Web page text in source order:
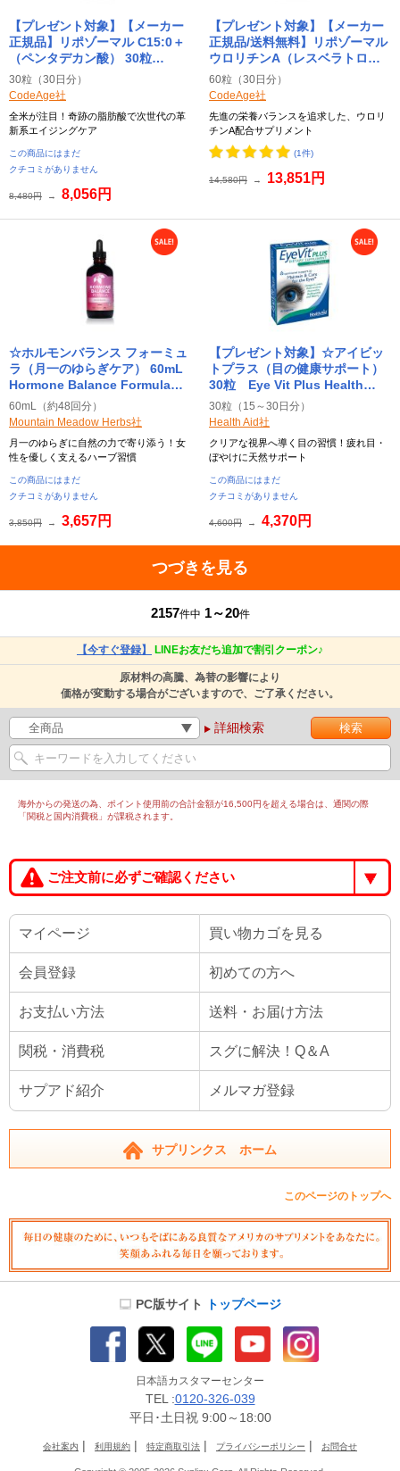
【プレゼント対象】【メーカー
正規品】リポゾーマル C15:0＋
（ペンタデカン酸） 30粒
Liposomal C15:0+
CodeAge（コードエイジ）
30粒（30日分）
CodeAge社
全米が注目！奇跡の脂肪酸で次世代の革
新系エイジングケア
この商品にはまだ
クチコミがありません
8,480円 → 8,056円
【プレゼント対象】【メーカー
正規品/送料無料】リポゾーマル
ウロリチンA（レスベラトロー
ル、CoQ10配合） Liposomal
Urolithin A CodeAge（コード
60粒（30日分）
CodeAge社
先進の栄養バランスを追求した、ウロリ
チンA配合サプリメント
(1件)
14,580円 → 13,851円
☆ホルモンバランス フォーミュ
ラ（月一のゆらぎケア） 60mL
Hormone Balance Formula
Mountain Meadow Herbs（マ
ウンテンメドウハーブ）
60mL（約48回分）
Mountain Meadow Herbs社
月一のゆらぎに自然の力で寄り添う！女
性を優しく支えるハーブ習慣
この商品にはまだ
クチコミがありません
3,850円 → 3,657円
【プレゼント対象】☆アイビッ
トプラス（目の健康サポート）
30粒 Eye Vit Plus Health
Aid(ヘルスエイド）
30粒（15～30日分）
Health Aid社
クリアな視界へ導く目の習慣！疲れ目・
ぼやけに天然サポート
この商品にはまだ
クチコミがありません
4,600円 → 4,370円
つづきを見る
2157件中 1～20件
【今すぐ登録】 LINEお友だち追加で割引クーポン♪
原材料の高騰、為替の影響により
価格が変動する場合がございますので、ご了承ください。
詳細検索
海外からの発送の為、ポイント使用前の合計金額が16,500円を超える場合は、通関の際
「関税と国内消費税」が課税されます。
ご注文前に必ずご確認ください
マイページ 買い物カゴを見る
会員登録 初めての方へ
お支払い方法 送料・お届け方法
関税・消費税 スグに解決！Q＆A
サプアド紹介 メルマガ登録
サプリンクス ホーム
このページのトップへ
PC版サイト トップページ
日本語カスタマーセンター
TEL :0120-326-039
平日･土日祝 9:00～18:00
会社案内 | 利用規約 | 特定商取引法 | プライバシーポリシー | お問合せ